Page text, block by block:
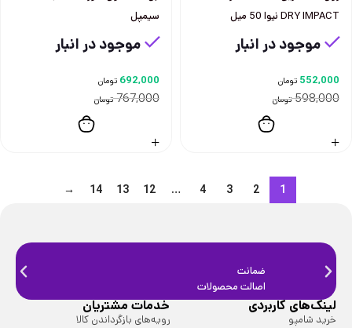
DRY IMPACT نيوا 50 ميل
موجود در انبار
598,000 تومان
552,000 تومان
سیمپل
موجود در انبار
767,000 تومان
692,000 تومان
1
2
3
4
…
12
13
14
→
ضمانت
اصالت محصولات
لینک‌های کاربردی
خرید شامپو
خدمات مشتریان
رویه‌های بازگرداندن کالا